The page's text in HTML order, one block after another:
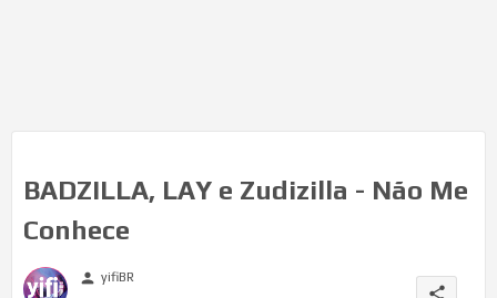
BADZILLA, LAY e Zudizilla - Não Me
Conhece
person yifiBR
share